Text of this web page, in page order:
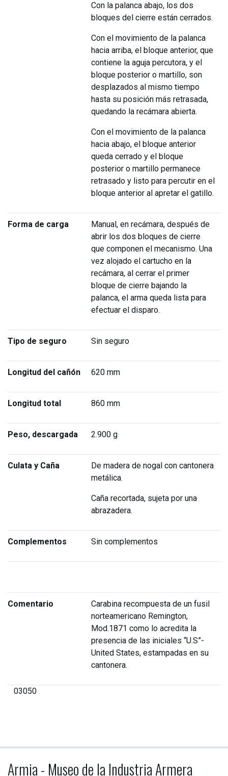
Con la palanca abajo, los dos
bloques del cierre están cerrados.
Con el movimiento de la palanca
hacia arriba, el bloque anterior, que
contiene la aguja percutora, y el
bloque posterior o martillo, son
desplazados al mismo tiempo
hasta su posición más retrasada,
quedando la recámara abierta.
Con el movimiento de la palanca
hacia abajo, el bloque anterior
queda cerrado y el bloque
posterior o martillo permanece
retrasado y listo para percutir en el
bloque anterior al apretar el gatillo.
Forma de carga
Manual, en recámara, después de
abrir los dos bloques de cierre
que componen el mecanismo. Una
vez alojado el cartucho en la
recámara, al cerrar el primer
bloque de cierre bajando la
palanca, el arma queda lista para
efectuar el disparo.
Tipo de seguro Sin seguro
Longitud del cañón 620 mm
Longitud total 860 mm
Peso, descargada 2.900 g
Culata y Caña
De madera de nogal con cantonera
metálica.
Caña recortada, sujeta por una
abrazadera.
Complementos Sin complementos
Comentario
Carabina recompuesta de un fusil
norteamericano Remington,
Mod.1871 como lo acredita la
presencia de las iniciales “U.S”-
United States, estampadas en su
cantonera.
03050
Armia - Museo de la Industria Armera